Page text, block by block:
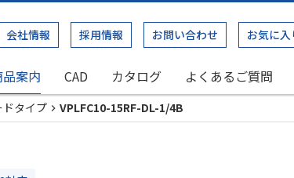
会社情報 採用情報 お問い合わせ お気に入
品案内 CAD カタログ よくあるご質問
タイプ VPLFC10-15RF-DL-1/4B